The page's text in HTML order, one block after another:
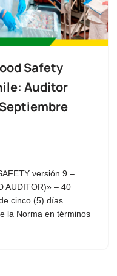
Safety
Auditor
versión 9 –
AUDITOR)» – 40
cinco (5) días
la Norma en términos